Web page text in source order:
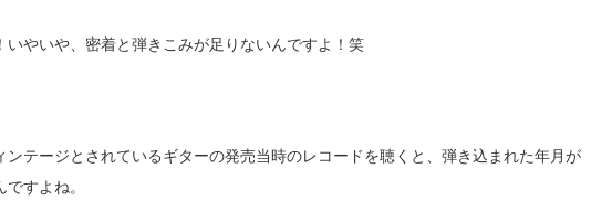
やいや、密着と弾きこみが足りないんですよ！笑
テージとされているギターの発売当時のレコードを聴くと、弾き込まれた年月が
すよね。